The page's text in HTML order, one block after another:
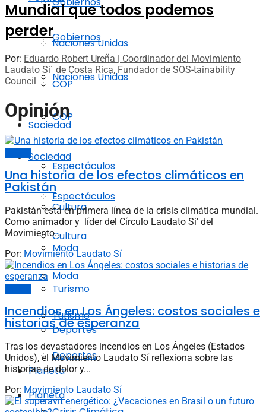
Naciones Unidas
COP
Sociedad
Espectáculos
Cultura
Moda
Turismo
Deportes
Planeta
Gobiernos
Naciones Unidas
COP
Sociedad
Espectáculos
Cultura
Moda
Turismo
Deportes
Planeta
Mundial que todos podemos
perder
Por: Eduardo Robert Ureña | Coordinador del Movimiento
Laudato Si´ de Costa Rica, Fundador de SOS-tainability
Council
Opinión
Una historia de los efectos climáticos en
Pakistán
Pakistán está en primera línea de la crisis climática mundial.
Como animador y líder del Círculo Laudato Si' del
Movimiento...
Por: Movimiento Laudato Sí
Incendios en Los Ángeles: costos sociales e
historias de esperanza
Tras los devastadores incendios en Los Ángeles (Estados
Unidos), el Movimiento Laudato Sí reflexiona sobre las
historias de dolor y...
Por: Movimiento Laudato Sí